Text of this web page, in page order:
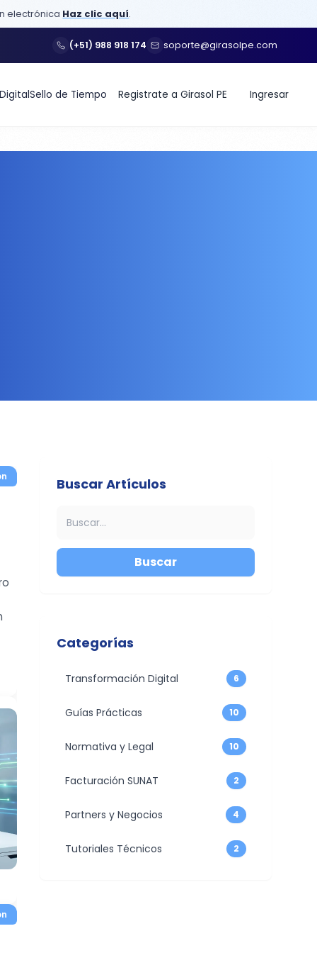
electrónica Haz clic aquí.
(+51) 988 918 174 soporte@girasolpe.com
Sello de Tiempo Registrate a Girasol PE Ingresar
Buscar Artículos
Buscar
Categorías
Transformación Digital 6
Guías Prácticas 10
Normativa y Legal 10
Facturación SUNAT 2
Partners y Negocios 4
Tutoriales Técnicos 2